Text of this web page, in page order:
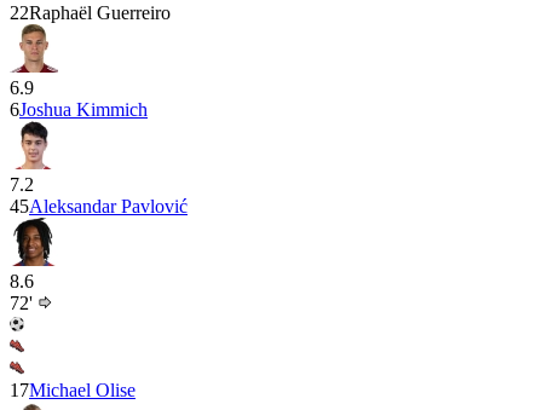
22Raphaël Guerreiro
6.9
6Joshua Kimmich
7.2
45Aleksandar Pavlović
8.6
72'
17Michael Olise